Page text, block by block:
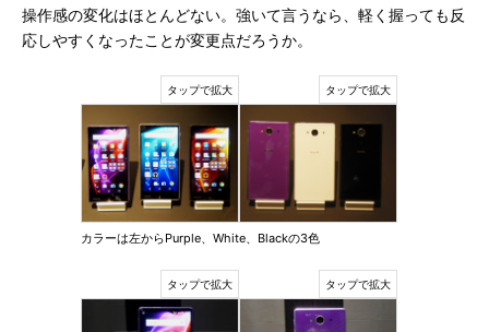
操作感の変化はほとんどない。強いて言うなら、軽く握っても反
応しやすくなったことが変更点だろうか。
カラーは左からPurple、White、Blackの3色